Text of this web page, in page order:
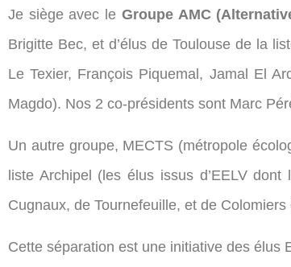
Je siège avec le Groupe AMC
Brigitte Bec, et d’élus de Toulouse de la
Le Texier, François Piquemal, Jamal El
Magdo). Nos 2 co-présidents sont Marc
Un autre groupe, MECTS (métropole
liste Archipel (les élus issus d’EELV
Cugnaux, de Tournefeuille, et de
Cette séparation est une initiative des élus